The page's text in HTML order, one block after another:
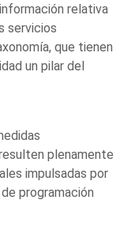
relativa
servicios
que tienen
un pilar del
plenamente
impulsadas por
programación